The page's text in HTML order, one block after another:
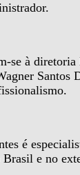
se à
Santos
é
Brasil e no